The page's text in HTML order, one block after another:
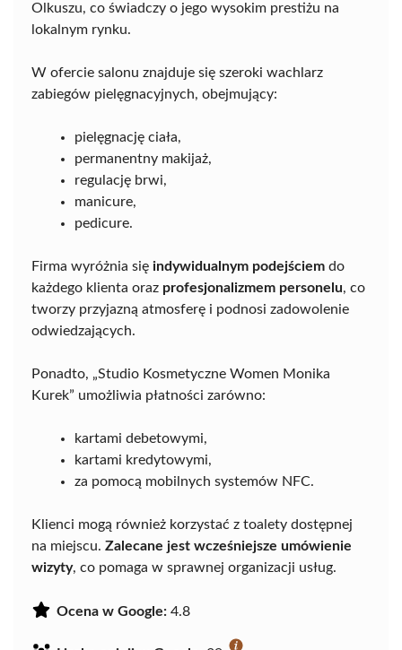
Olkuszu, co świadczy o jego wysokim prestiżu na
lokalnym rynku.
W ofercie salonu znajduje się szeroki wachlarz
zabiegów pielęgnacyjnych, obejmujący:
pielęgnację ciała,
permanentny makijaż,
regulację brwi,
manicure,
pedicure.
Firma wyróżnia się indywidualnym podejściem do
każdego klienta oraz profesjonalizmem personelu, co
tworzy przyjazną atmosferę i podnosi zadowolenie
odwiedzających.
Ponadto, „Studio Kosmetyczne Women Monika
Kurek” umożliwia płatności zarówno:
kartami debetowymi,
kartami kredytowymi,
za pomocą mobilnych systemów NFC.
Klienci mogą również korzystać z toalety dostępnej
na miejscu. Zalecane jest wcześniejsze umówienie
wizyty, co pomaga w sprawnej organizacji usług.
Ocena w Google: 4.8